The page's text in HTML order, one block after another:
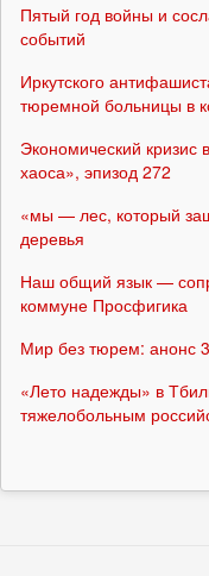
Пятый год войны и
событий
Иркутского
тюремной больницы в
Экономический кризис
хаоса», эпизод 272
«мы — лес, который
деревья
Наш общий язык —
коммуне Просфигика
Мир без тюрем: анонс
«Лето надежды» в
тяжелобольным